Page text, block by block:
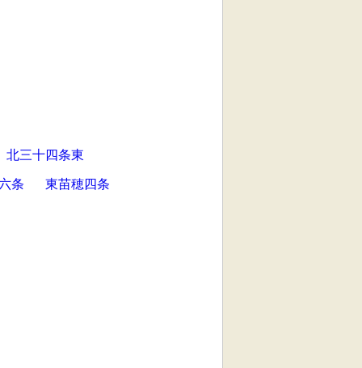
北三十四条東
条 東苗穂四条